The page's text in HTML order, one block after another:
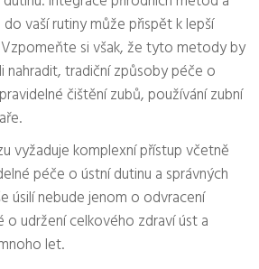
vaší rutiny může přispět k lepší
si však, že tyto metody by
nahradit, tradiční způsoby péče o
čištění zubů, používání zubní
vyžaduje komplexní přístup včetně
péče o ústní dutinu a správných
úsilí nebude jenom o odvracení
o udržení celkového zdraví úst a
let.